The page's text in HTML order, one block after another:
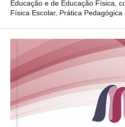
Educação e de Educação Física,
Física Escolar, Prática